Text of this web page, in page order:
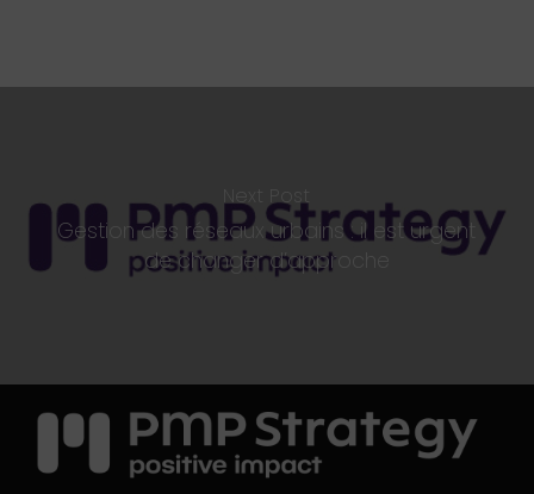
Next Post
Gestion des réseaux urbains : il est urgent
de changer d’approche